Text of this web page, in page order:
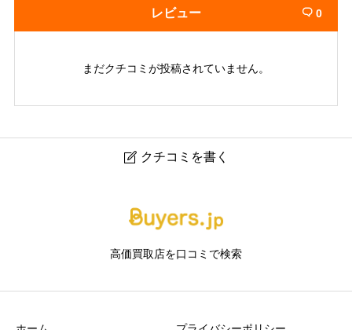
レビュー  0
まだクチコミが投稿されていません。
 クチコミを書く
店
高価買取店を口コミで検索